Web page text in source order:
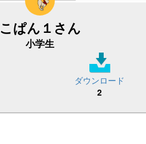
こぱん１さん
小学生
ダウンロード
2